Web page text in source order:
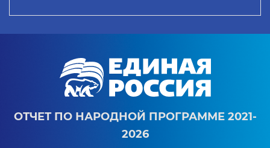
ОТЧЕТ ПО НАРОДНОЙ ПРОГРАММЕ 2021-
2026